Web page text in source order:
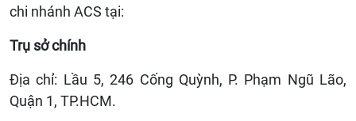
chi nhánh ACS tại:
Trụ sở chính
Địa chỉ: Lầu 5, 246 Cống Quỳnh, P. Phạm Ngũ Lão,
Quận 1, TP.HCM.